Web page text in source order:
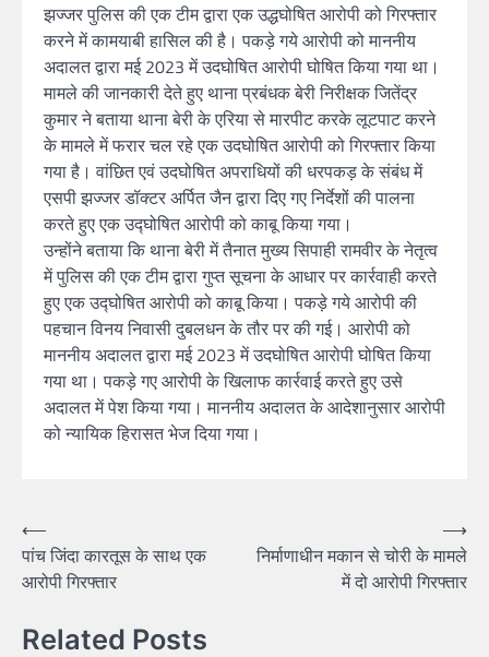
झज्जर पुलिस की एक टीम द्वारा एक उद्धघोषित आरोपी को गिरफ्तार
करने में कामयाबी हासिल की है। पकड़े गये आरोपी को माननीय
अदालत द्वारा मई 2023 में उदघोषित आरोपी घोषित किया गया था।
मामले की जानकारी देते हुए थाना प्रबंधक बेरी निरीक्षक जितेंद्र
कुमार ने बताया थाना बेरी के एरिया से मारपीट करके लूटपाट करने
के मामले में फरार चल रहे एक उदघोषित आरोपी को गिरफ्तार किया
गया है। वांछित एवं उदघोषित अपराधियों की धरपकड़ के संबंध में
एसपी झज्जर डॉक्टर अर्पित जैन द्वारा दिए गए निर्देशों की पालना
करते हुए एक उद्घोषित आरोपी को काबू किया गया।
उन्होंने बताया कि थाना बेरी में तैनात मुख्य सिपाही रामवीर के नेतृत्व
में पुलिस की एक टीम द्वारा गुप्त सूचना के आधार पर कार्रवाही करते
हुए एक उद्घोषित आरोपी को काबू किया। पकड़े गये आरोपी की
पहचान विनय निवासी दुबलधन के तौर पर की गई। आरोपी को
माननीय अदालत द्वारा मई 2023 में उदघोषित आरोपी घोषित किया
गया था। पकड़े गए आरोपी के खिलाफ कार्रवाई करते हुए उसे
अदालत में पेश किया गया। माननीय अदालत के आदेशानुसार आरोपी
को न्यायिक हिरासत भेज दिया गया।
⟵
पांच जिंदा कारतूस के साथ एक
आरोपी गिरफ्तार
निर्माणाधीन मकान से चोरी के मामले
में दो आरोपी गिरफ्तार
⟶
Related Posts